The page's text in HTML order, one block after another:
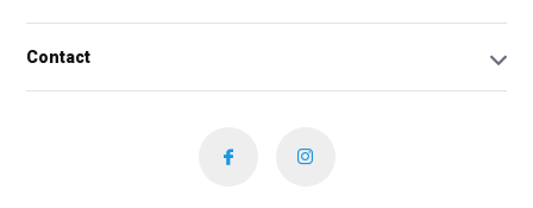
Contact